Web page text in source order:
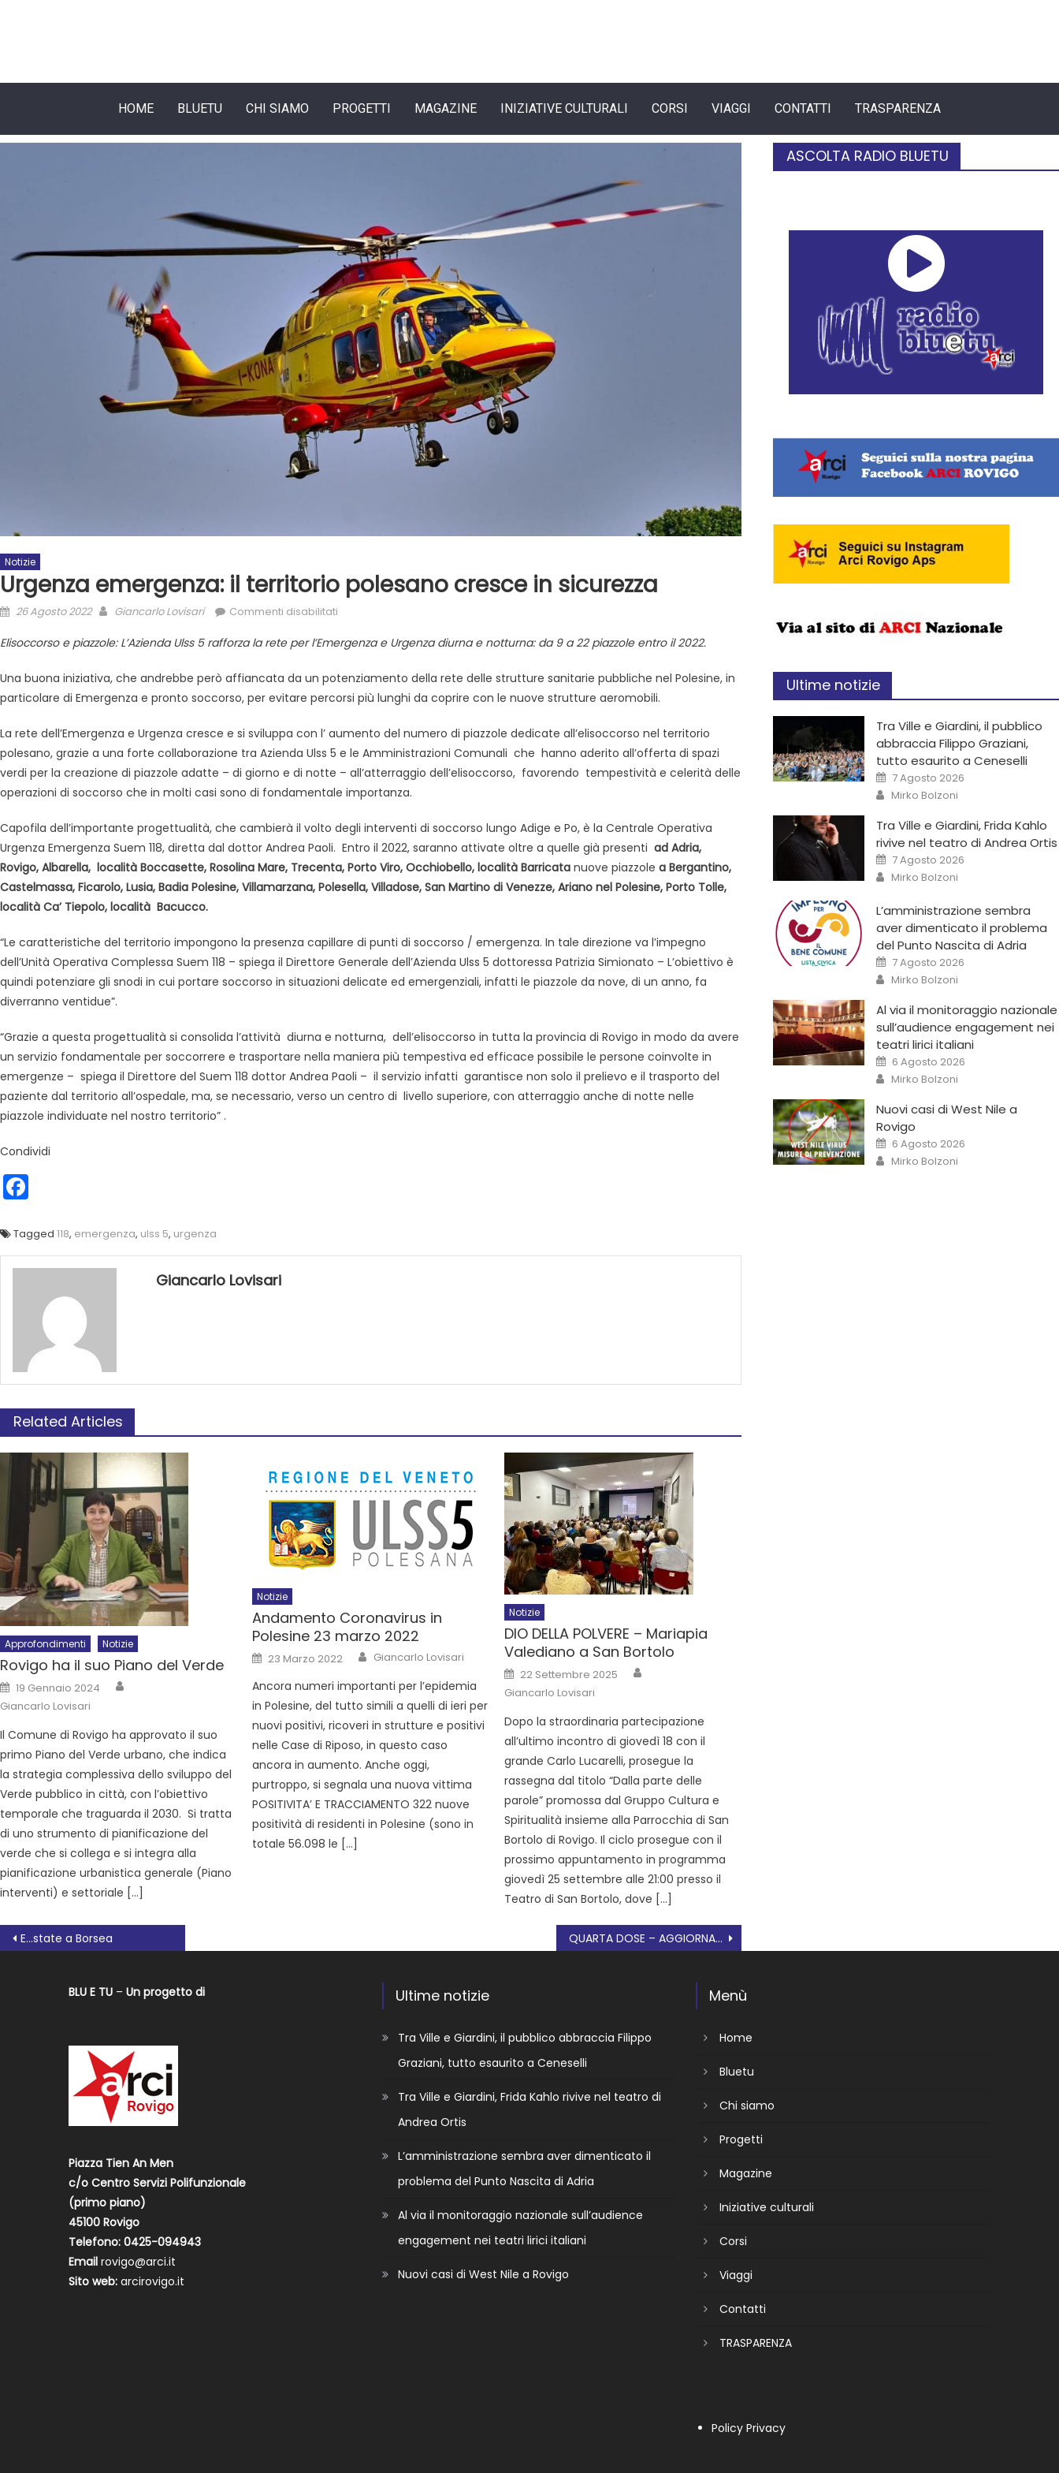
HOME BLUETU CHI SIAMO PROGETTI MAGAZINE INIZIATIVE CULTURALI CORSI VIAGGI CONTATTI TRASPARENZA
Notizie
Urgenza emergenza: il territorio polesano cresce in sicurezza
26 Agosto 2022 Giancarlo Lovisari Commenti disabilitati
Elisoccorso e piazzole: L’Azienda Ulss 5 rafforza la rete per l’Emergenza e Urgenzadiurna e notturna: da 9 a 22 piazzole entro il 2022.
Una buona iniziativa, che andrebbe però affiancata da un potenziamento della rete delle strutture sanitarie pubbliche nel Polesine, in
particolare di Emergenza e pronto soccorso, per evitare percorsi più lunghi da coprire con le nuove strutture aeromobili.
La rete dell’Emergenza e Urgenza cresce e si sviluppa con l’ aumento del numero di piazzole dedicate all’elisoccorso nel territorio
polesano, grazie a una forte collaborazione tra Azienda Ulss 5 e le Amministrazioni Comunali che hanno aderito all’offerta di spazi
verdi per la creazione di piazzole adatte – di giorno e di notte – all’atterraggio dell’elisoccorso, favorendo tempestività e celerità delle
operazioni di soccorso che in molti casi sono di fondamentale importanza.
Capofila dell’importante progettualità, che cambierà il volto degli interventi di soccorso lungo Adige e Po, è la Centrale Operativa
Urgenza Emergenza Suem 118, diretta dal dottor Andrea Paoli. Entro il 2022, saranno attivate oltre a quelle già presenti ad Adria,
Rovigo, Albarella, località Boccasette, Rosolina Mare, Trecenta, Porto Viro, Occhiobello, località Barricata nuove piazzole a Bergantino,
Castelmassa, Ficarolo, Lusia, Badia Polesine, Villamarzana, Polesella, Villadose, San Martino di Venezze, Ariano nel Polesine, Porto Tolle,
località Ca’ Tiepolo, località Bacucco.
“Le caratteristiche del territorio impongono la presenza capillare di punti di soccorso / emergenza. In tale direzione va l’impegno
dell’Unità Operativa Complessa Suem 118 – spiega il Direttore Generale dell’Azienda Ulss 5 dottoressa Patrizia Simionato – L’obiettivo è
quindi potenziare gli snodi in cui portare soccorso in situazioni delicate ed emergenziali, infatti le piazzole da nove, di un anno, fa
diverranno ventidue”.
“Grazie a questa progettualità si consolida l’attività diurna e notturna, dell’elisoccorso in tutta la provincia di Rovigo in modo da avere
un servizio fondamentale per soccorrere e trasportare nella maniera più tempestiva ed efficace possibile le persone coinvolte in
emergenze – spiega il Direttore del Suem 118 dottor Andrea Paoli – il servizio infatti garantisce non solo il prelievo e il trasporto del
paziente dal territorio all’ospedale, ma, se necessario, verso un centro di livello superiore, con atterraggio anche di notte nelle
piazzole individuate nel nostro territorio” .
Condividi
Tagged 118, emergenza, ulss 5, urgenza
Giancarlo Lovisari
Related Articles
Approfondimenti Notizie
Rovigo ha il suo Piano del Verde
19 Gennaio 2024
Giancarlo Lovisari
Il Comune di Rovigo ha approvato il suo
primo Piano del Verde urbano, che indica
la strategia complessiva dello sviluppo del
Verde pubblico in città, con l’obiettivo
temporale che traguarda il 2030. Si tratta
di uno strumento di pianificazione del
verde che si collega e si integra alla
pianificazione urbanistica generale (Piano
interventi) e settoriale […]
Notizie
Andamento Coronavirus in
Polesine 23 marzo 2022
23 Marzo 2022 Giancarlo Lovisari
Ancora numeri importanti per l’epidemia
in Polesine, del tutto simili a quelli di ieri per
nuovi positivi, ricoveri in strutture e positivi
nelle Case di Riposo, in questo caso
ancora in aumento. Anche oggi,
purtroppo, si segnala una nuova vittima
POSITIVITA’ E TRACCIAMENTO 322 nuove
positività di residenti in Polesine (sono in
totale 56.098 le […]
Notizie
DIO DELLA POLVERE – Mariapia
Valediano a San Bortolo
22 Settembre 2025
Giancarlo Lovisari
Dopo la straordinaria partecipazione
all’ultimo incontro di giovedì 18 con il
grande Carlo Lucarelli, prosegue la
rassegna dal titolo “Dalla parte delle
parole” promossa dal Gruppo Cultura e
Spiritualità insieme alla Parrocchia di San
Bortolo di Rovigo. Il ciclo prosegue con il
prossimo appuntamento in programma
giovedì 25 settembre alle 21:00 presso il
Teatro di San Bortolo, dove […]
E…state a Borsea QUARTA DOSE – AGGIORNAMENTO AL 26 AGOSTO
ASCOLTA RADIO BLUETU
Ultime notizie
Tra Ville e Giardini, il pubblico
abbraccia Filippo Graziani,
tutto esaurito a Ceneselli
7 Agosto 2026
Mirko Bolzoni
Tra Ville e Giardini, Frida Kahlo
rivive nel teatro di Andrea Ortis
7 Agosto 2026
Mirko Bolzoni
L’amministrazione sembra
aver dimenticato il problema
del Punto Nascita di Adria
7 Agosto 2026
Mirko Bolzoni
Al via il monitoraggio nazionale
sull’audience engagement nei
teatri lirici italiani
6 Agosto 2026
Mirko Bolzoni
Nuovi casi di West Nile a
Rovigo
6 Agosto 2026
Mirko Bolzoni
BLU E TU –Un progetto di
Piazza Tien An Men
c/o Centro Servizi Polifunzionale
(primo piano)
45100 Rovigo
Telefono: 0425-094943
Emailrovigo@arci.it
Sito web:arcirovigo.it
Ultime notizie
Tra Ville e Giardini, il pubblico abbraccia Filippo
Graziani, tutto esaurito a Ceneselli
Tra Ville e Giardini, Frida Kahlo rivive nel teatro di
Andrea Ortis
L’amministrazione sembra aver dimenticato il
problema del Punto Nascita di Adria
Al via il monitoraggio nazionale sull’audience
engagement nei teatri lirici italiani
Nuovi casi di West Nile a Rovigo
Menù
Home
Bluetu
Chi siamo
Progetti
Magazine
Iniziative culturali
Corsi
Viaggi
Contatti
TRASPARENZA
Policy Privacy